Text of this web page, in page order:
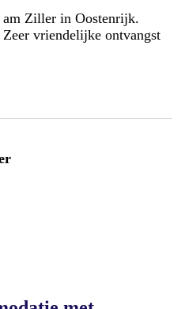
Ziller in Oostenrijk.
vriendelijke ontvangst